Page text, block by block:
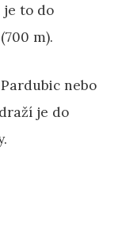
je to do
m).
nebo
je do